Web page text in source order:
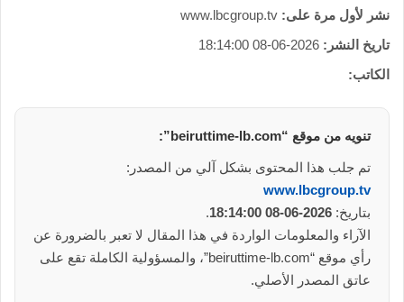
نشر لأول مرة على: www.lbcgroup.tv
تاريخ النشر: 2026-06-08 18:14:00
الكاتب:
تنويه من موقع “beiruttime-lb.com”:
تم جلب هذا المحتوى بشكل آلي من المصدر:
www.lbcgroup.tv
بتاريخ: 2026-06-08 18:14:00
.
الآراء والمعلومات الواردة في هذا المقال لا تعبر بالضرورة عن
رأي موقع “beiruttime-lb.com”، والمسؤولية الكاملة تقع على
عاتق المصدر الأصلي.